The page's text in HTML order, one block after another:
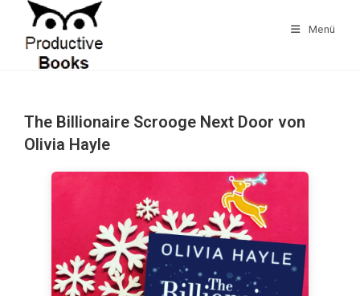
springen
Menü
The Billionaire Scrooge Next Door von
Olivia Hayle